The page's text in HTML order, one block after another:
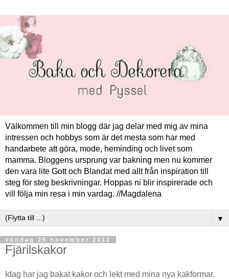
Välkommen till min blogg där jag delar med mig av mina
intressen och hobbys som är det mesta som har med
handarbete att göra, mode, heminding och livet som
mamma. Bloggens ursprung var bakning men nu kommer
den vara lite Gott och Blandat med allt från inspiration till
steg för steg beskrivningar. Hoppas ni blir inspirerade och
vill följa min resa i min vardag. //Magdalena
▼
söndag 25 november 2012
Fjärilskakor
Idag har jag bakat kakor och lekt med mina nya kakformar.